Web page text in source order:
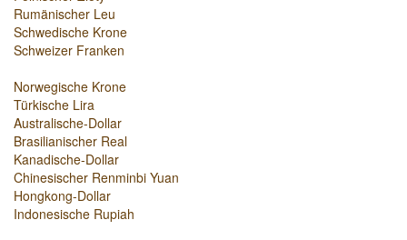
Rumänischer Leu
Schwedische Krone
Schweizer Franken
Norwegische Krone
Türkische Lira
Australische-Dollar
Brasilianischer Real
Kanadische-Dollar
Chinesischer Renminbi Yuan
Hongkong-Dollar
Indonesische Rupiah